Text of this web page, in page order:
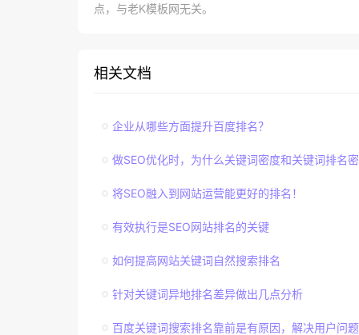
点，与老K模板网无关。
相关文档
企业从哪些方面提升百度排名？
做SEO优化时，为什么关键词密度和关键词排名
将SEO融入到网站运营能更好的排名！
有效执行是SEO网站排名的关键
如何提高网站关键词自然搜索排名
针对关键词异地排名差异做出几点分析
百度关键词搜索排名靠前是有原因，解决用户问